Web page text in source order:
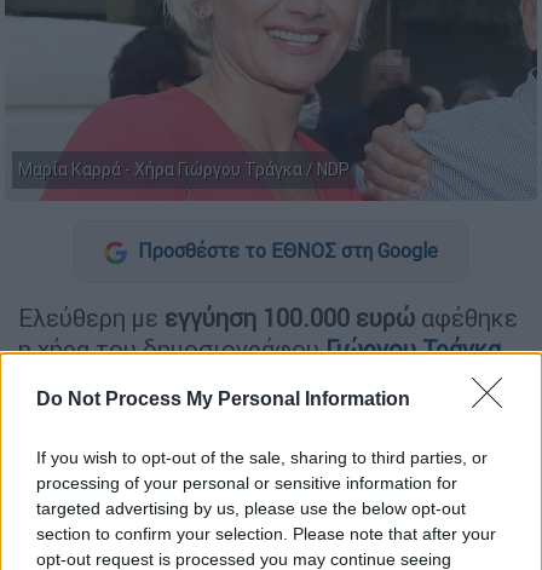
Do Not Process My Personal Information
If you wish to opt-out of the sale, sharing to third parties, or
processing of your personal or sensitive information for
targeted advertising by us, please use the below opt-out
section to confirm your selection. Please note that after your
opt-out request is processed you may continue seeing
Μαρία Καρρά - Χήρα Γιώργου Τράγκα / NDP
Προσθέστε το ΕΘΝΟΣ στη Google
Ελεύθερη με εγγύηση 100.000 ευρώ αφέθηκε
η χήρα του δημοσιογράφουΓιώργου Τράγκα,
απολογία της στον
αρμόδιο ανακριτή για υπόθεσηξεπλύματος
Επιπλέον, της επιβλήθηκε ο περιοριστικός
όρος της απαγόρευσης εξόδου από τη χώρα.